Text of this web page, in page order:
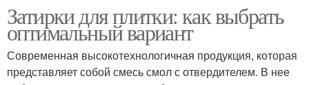
Затирки для плитки: как выбрать
оптимальный вариант
Современная высокотехнологичная продукция, которая
представляет собой смесь смол с отвердителем. В нее